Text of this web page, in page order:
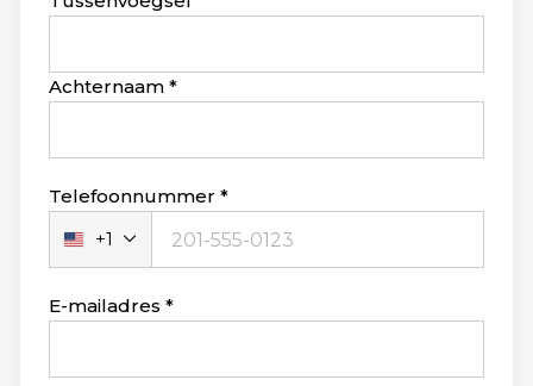
Achternaam
Telefoonnummer
Verenigde
Staten
+1
+1
E-mailadres